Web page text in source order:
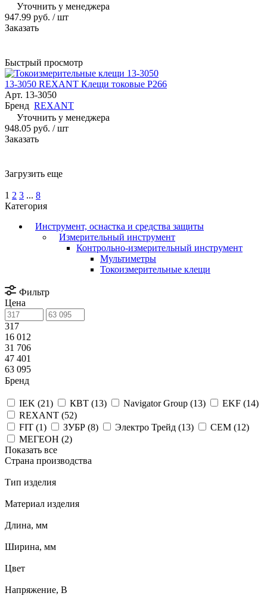
Уточнить у менеджера
947.99 руб. / шт
Заказать
Быстрый просмотр
13-3050 REXANT Клещи токовые P266
Арт. 13-3050
Бренд REXANT
Уточнить у менеджера
948.05 руб. / шт
Заказать
Загрузить еще
1 2 3 ... 8
Категория
Инструмент, оснастка и средства защиты
Измерительный инструмент
Контрольно-измерительный инструмент
Мультиметры
Токоизмерительные клещи
Фильтр
Цена
317
16 012
31 706
47 401
63 095
Бренд
IEK (21) КВТ (13) Navigator Group (13) EKF (14)
REXANT (52)
FIT (1) ЗУБР (8) Электро Трейд (13) CEM (12)
МЕГЕОН (2)
Показать все
Страна производства
Тип изделия
Материал изделия
Длина, мм
Ширина, мм
Цвет
Напряжение, В